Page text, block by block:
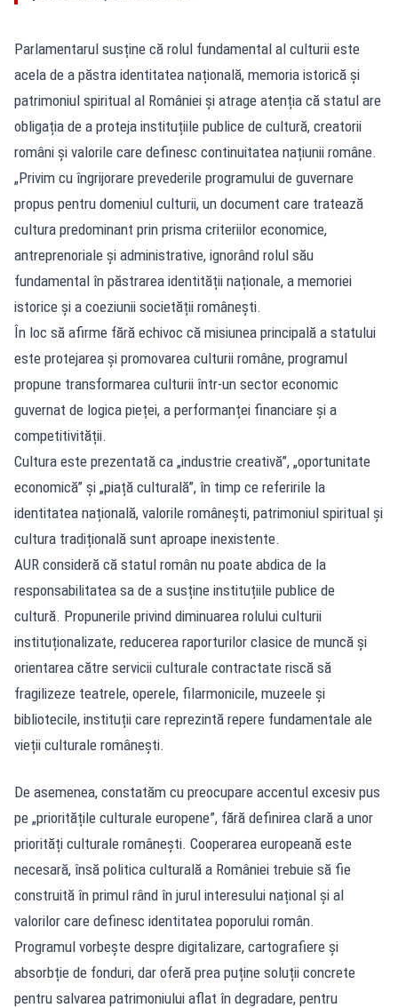
Parlamentarul susține că rolul fundamental al culturii este
acela de a păstra identitatea națională, memoria istorică și
patrimoniul spiritual al României și atrage atenția că statul are
obligația de a proteja instituțiile publice de cultură, creatorii
români și valorile care definesc continuitatea națiunii române.
„Privim cu îngrijorare prevederile programului de guvernare
propus pentru domeniul culturii, un document care tratează
cultura predominant prin prisma criteriilor economice,
antreprenoriale și administrative, ignorând rolul său
fundamental în păstrarea identității naționale, a memoriei
istorice și a coeziunii societății românești.
În loc să afirme fără echivoc că misiunea principală a statului
este protejarea și promovarea culturii române, programul
propune transformarea culturii într-un sector economic
guvernat de logica pieței, a performanței financiare și a
competitivității.
Cultura este prezentată ca „industrie creativă”, „oportunitate
economică” și „piață culturală”, în timp ce referirile la
identitatea națională, valorile românești, patrimoniul spiritual și
cultura tradițională sunt aproape inexistente.
AUR consideră că statul român nu poate abdica de la
responsabilitatea sa de a susține instituțiile publice de
cultură. Propunerile privind diminuarea rolului culturii
instituționalizate, reducerea raporturilor clasice de muncă și
orientarea către servicii culturale contractate riscă să
fragilizeze teatrele, operele, filarmonicile, muzeele și
bibliotecile, instituții care reprezintă repere fundamentale ale
vieții culturale românești.
De asemenea, constatăm cu preocupare accentul excesiv pus
pe „prioritățile culturale europene”, fără definirea clară a unor
priorități culturale românești. Cooperarea europeană este
necesară, însă politica culturală a României trebuie să fie
construită în primul rând în jurul interesului național și al
valorilor care definesc identitatea poporului român.
Programul vorbește despre digitalizare, cartografiere și
absorbție de fonduri, dar oferă prea puține soluții concrete
pentru salvarea patrimoniului aflat în degradare, pentru